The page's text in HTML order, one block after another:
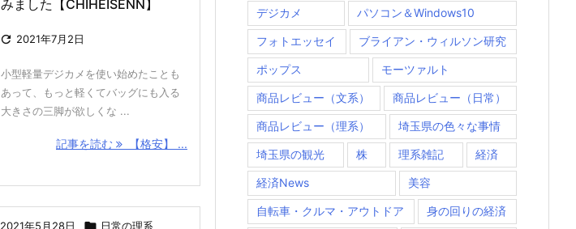
みました【CHIHEISENN】
 2021年7月2日
小型軽量デジカメを使い始めたことも
あって、もっと軽くてバッグにも入る
大きさの三脚が欲しくな ...
記事を読む 【格安】 ...
2021年5月28日  日常の理系
デジカメ パソコン＆Windows10
フォトエッセイ ブライアン・ウィルソン研究
ポップス モーツァルト
商品レビュー（文系） 商品レビュー（日常）
商品レビュー（理系） 埼玉県の色々な事情
埼玉県の観光 株 理系雑記 経済
経済News 美容
自転車・クルマ・アウトドア 身の回りの経済